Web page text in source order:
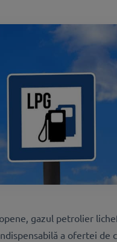
gazul petrolier
a ofertei de